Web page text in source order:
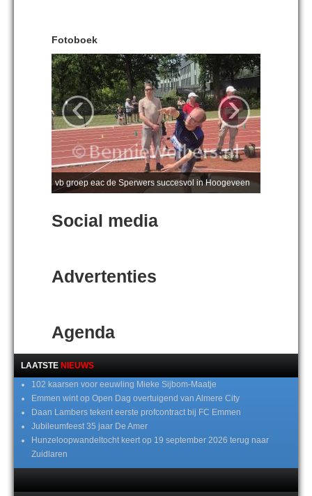
Fotoboek
vb groep eac de Sperwers succesvol in Hoogeveen
‹ ›
Social media
Advertenties
Agenda
LAATSTE NIEUWS
102 kaarsen voor eeuwling Mieke Sijbom-Maatje
Emmen wint op Open Dag overtuigend van Almere City
Daan Lambers tekent eerste profcontract bij FC Emmen
Jubileumfeest 35 jaar De Amer
Hunzeloopwandeltocht keert op 19 september 2026 terug naar
Zuidlaren